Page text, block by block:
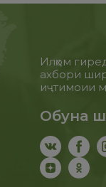
Илҳом
ахбори
иҷтимоии
Обуна